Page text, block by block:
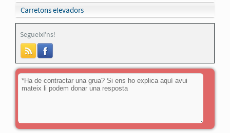
Carretons elevadors
Segueixi'ns!